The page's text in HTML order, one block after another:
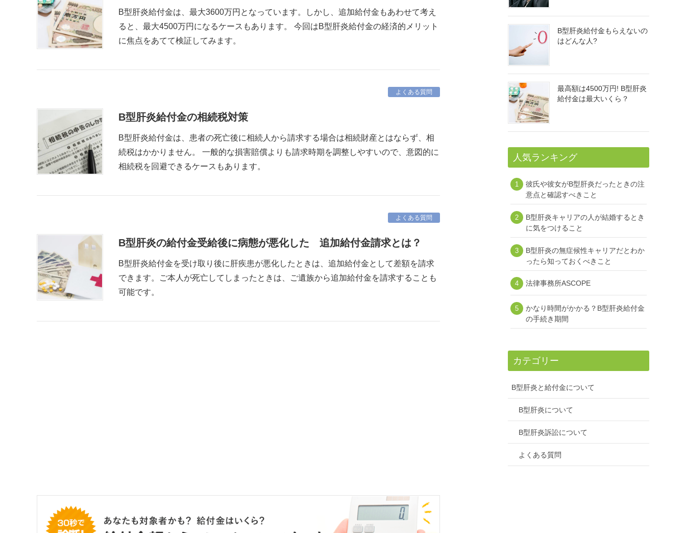
B型肝炎給付金は、最大3600万円となっています。しかし、追加給付金もあわせて考え
ると、最大4500万円になるケースもあります。 今回はB型肝炎給付金の経済的メリット
に焦点をあてて検証してみます。
よくある質問
B型肝炎給付金の相続税対策
B型肝炎給付金は、患者の死亡後に相続人から請求する場合は相続財産とはならず、相
続税はかかりません。 一般的な損害賠償よりも請求時期を調整しやすいので、意図的に
相続税を回避できるケースもあります。
よくある質問
B型肝炎の給付金受給後に病態が悪化した 追加給付金請求とは？
B型肝炎給付金を受け取り後に肝疾患が悪化したときは、追加給付金として差額を請求
できます。ご本人が死亡してしまったときは、ご遺族から追加給付金を請求することも
可能です。
B型肝炎給付金もらえないの
はどんな人?
最高額は4500万円! B型肝炎
給付金は最大いくら？
人気ランキング
彼氏や彼女がB型肝炎だったときの注
意点と確認すべきこと
B型肝炎キャリアの人が結婚するとき
に気をつけること
B型肝炎の無症候性キャリアだとわか
ったら知っておくべきこと
法律事務所ASCOPE
かなり時間がかかる？B型肝炎給付金
の手続き期間
カテゴリー
B型肝炎と給付金について
B型肝炎について
B型肝炎訴訟について
よくある質問